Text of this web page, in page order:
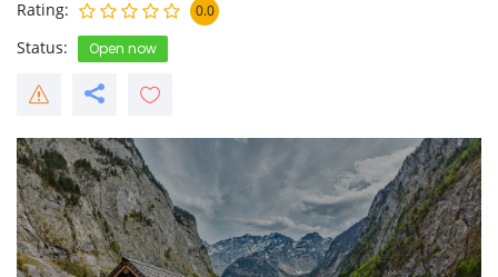
Rating
0.0
Status Open now